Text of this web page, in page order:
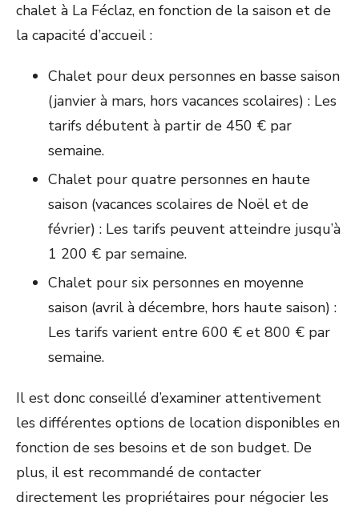
chalet à La Féclaz, en fonction de la saison et de
la capacité d’accueil :
Chalet pour deux personnes en basse saison
(janvier à mars, hors vacances scolaires) : Les
tarifs débutent à partir de 450 € par
semaine.
Chalet pour quatre personnes en haute
saison (vacances scolaires de Noël et de
février) : Les tarifs peuvent atteindre jusqu’à
1 200 € par semaine.
Chalet pour six personnes en moyenne
saison (avril à décembre, hors haute saison) :
Les tarifs varient entre 600 € et 800 € par
semaine.
Il est donc conseillé d’examiner attentivement
les différentes options de location disponibles en
fonction de ses besoins et de son budget. De
plus, il est recommandé de contacter
directement les propriétaires pour négocier les